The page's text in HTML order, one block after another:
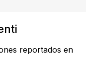
reportados en